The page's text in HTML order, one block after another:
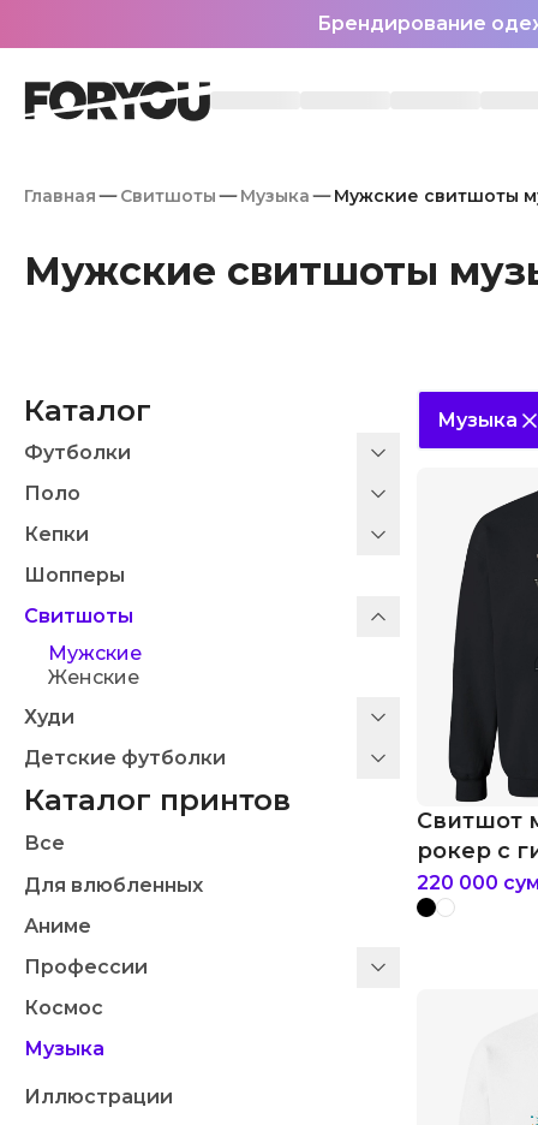
Брендирование
Главная Свитшоты Музыка Мужские свитшоты
Мужские свитшоты
Каталог
Футболки
Поло
Кепки
Шопперы
Свитшоты
Мужские
Женские
Худи
Детские футболки
Каталог принтов
Все
Для влюбленных
Аниме
Профессии
Космос
Музыка
Иллюстрации
Музыка
Свитшот
рокер с
220 000